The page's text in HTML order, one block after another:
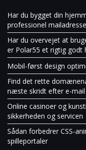
Har du bygget din
professionel mailadresse
Har du overvejet at
er Polar55 et rigtig godt
Mobil-først design
Find det rette
næste skridt efter e-
Online casinoer og
sikkerheden og servicen
Sådan forbedrer CSS-
spilleportaler